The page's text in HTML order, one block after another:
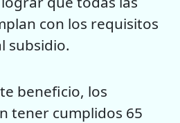
con los requisitos
subsidio.
beneficio, los
tener cumplidos 65